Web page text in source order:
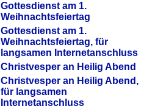
Gottesdienst am 1.
Weihnachtsfeiertag
Gottesdienst am 1.
Weihnachtsfeiertag, für
langsamen Internetanschluss
Christvesper an Heilig Abend
Christvesper an Heilig Abend,
für langsamen
Internetanschluss